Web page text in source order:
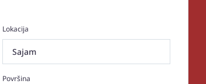
Lokacija
Sajam
Površina